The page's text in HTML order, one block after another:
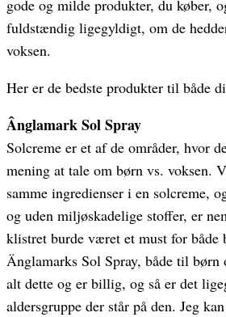
gode og milde produkter, du køber,
fuldstændig ligegyldigt, om de
voksen.
Her er de bedste produkter til både
Ânglamark Sol Spray
Solcreme er et af de områder, hvor
mening at tale om børn vs. voksen.
samme ingredienser i en solcreme,
og uden miljøskadelige stoffer, er
klistret burde været et must for både
Änglamarks Sol Spray, både til børn
alt dette og er billig, og så er det
aldersgruppe der står på den. Jeg